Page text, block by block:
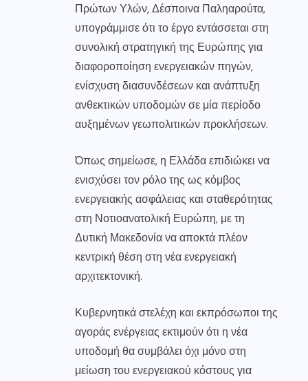
Πρώτων Υλών, Δέσποινα Παληαρούτα,
υπογράμμισε ότι το έργο εντάσσεται στη
συνολική στρατηγική της Ευρώπης για
διαφοροποίηση ενεργειακών πηγών,
ενίσχυση διασυνδέσεων και ανάπτυξη
ανθεκτικών υποδομών σε μία περίοδο
αυξημένων γεωπολιτικών προκλήσεων.
Όπως σημείωσε, η Ελλάδα επιδιώκει να
ενισχύσει τον ρόλο της ως κόμβος
ενεργειακής ασφάλειας και σταθερότητας
στη Νοτιοανατολική Ευρώπη, με τη
Δυτική Μακεδονία να αποκτά πλέον
κεντρική θέση στη νέα ενεργειακή
αρχιτεκτονική.
Κυβερνητικά στελέχη και εκπρόσωποι της
αγοράς ενέργειας εκτιμούν ότι η νέα
υποδομή θα συμβάλει όχι μόνο στη
μείωση του ενεργειακού κόστους για